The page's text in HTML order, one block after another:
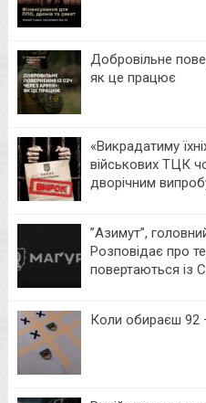
Добровільне
як це працює
«Викрадатиму
військових ТЦК
дворічним
⁨”Азимут”,
Розповідає про
повертаються із
Коли обираєш